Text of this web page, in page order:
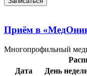
Приём в
Многопрофильный
Дата
День